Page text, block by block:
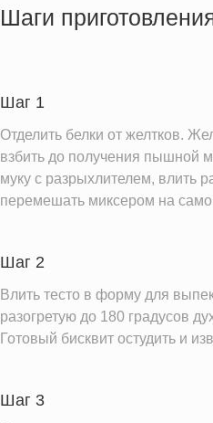
Жиры
Пищевые волокна
Сахар
Натрий
Магний
Калий
Фолиевая кислота
Витамин Е
Информация для одной порции
Шаги
Шаг 1
Отделить белки от желтков.
взбить до получения пышной
муку с разрыхлителем, влить
перемешать миксером на
Шаг 2
Влить тесто в форму для
разогретую до 180 градусов
Готовый бисквит остудить и
Шаг 3